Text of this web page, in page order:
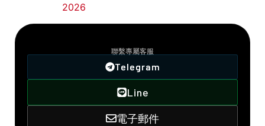
2026
聯繫專屬客服
Telegram
Line
電子郵件